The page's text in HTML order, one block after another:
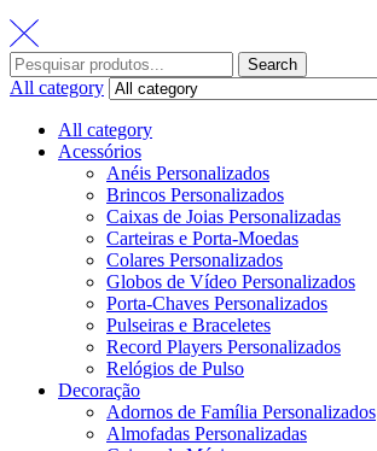
Search
All category
All category
Acessórios
Anéis Personalizados
Brincos Personalizados
Caixas de Joias Personalizadas
Carteiras e Porta-Moedas
Colares Personalizados
Globos de Vídeo Personalizados
Porta-Chaves Personalizados
Pulseiras e Braceletes
Record Players Personalizados
Relógios de Pulso
Decoração
Adornos de Família Personalizados
Almofadas Personalizadas